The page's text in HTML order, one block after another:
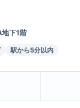
下1階
駅から5分以内